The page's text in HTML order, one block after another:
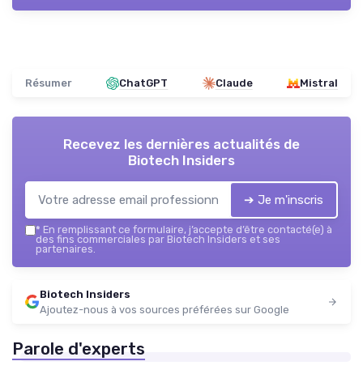
Résumer ChatGPT Claude Mistral
Recevez les dernières actualités de
Biotech Insiders
➔ Je m'inscris
* En remplissant ce formulaire, j’accepte d’être contacté(e) à
des fins commerciales par Biotech Insiders et ses
partenaires.
Biotech Insiders
Ajoutez-nous à vos sources préférées sur Google
Parole d'experts